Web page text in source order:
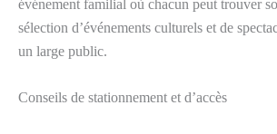
événement familial où chacun peut trouver
sélection d’événements culturels et de
un large public.
Conseils de stationnement et d’accès